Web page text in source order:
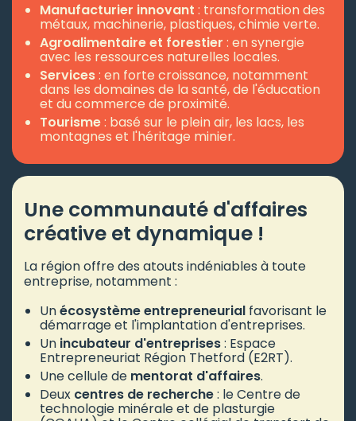
Manufacturier innovant : transformation des
métaux, machinerie, plastiques, chimie verte.
Agroalimentaire et forestier : en synergie
avec les ressources naturelles locales.
Services: en forte croissance, notamment
dans les domaines de la santé, de l'éducation
et du commerce de proximité.
Tourisme: basé sur le plein air, les lacs, les
montagnes et l'héritage minier.
Une communauté d'affaires
créative et dynamique !
La région offre des atouts indéniables à toute
entreprise, notamment :
Unécosystème entrepreneurial favorisant le
démarrage et l'implantation d'entreprises.
Un incubateur d'entreprises: Espace
Entrepreneuriat Région Thetford (E2RT).
Une cellule de mentorat d'affaires.
Deux centres de recherche: le Centre de
technologie minérale et de plasturgie